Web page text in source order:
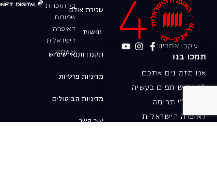
עקבו אחרינו:
תמכו בנו
אנו מזמינים אתכם
להיות שותפים בעשיה
שלנו ע"י תרומה
לאופרה הישראלית
כל הזכויות
שמורות
האופרה
הישראלית
© 2026
שכירת אולם
נגישות
תקנון ותנאי שימוש
מדיניות פרטיות
מדיניות הביטולים
צור קשר